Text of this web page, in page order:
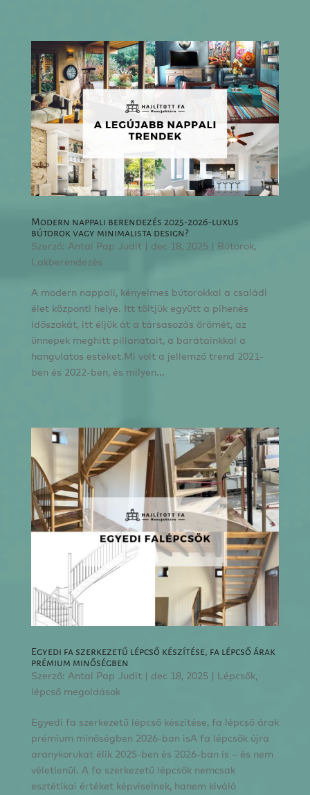
Modern nappali berendezés 2025-2026-luxus
bútorok vagy minimalista design?
Szerző: Antal Pap Judit| dec 18, 2025 Bútorok,
Lakberendezés
A modern nappali, kényelmes bútorokkal a családi
élet központi helye. Itt töltjük együtt a pihenés
időszakát, itt éljük át a társasozás örömét, az
ünnepek meghitt pillanatait, a barátainkkal a
hangulatos estéket.Mi volt a jellemző trend 2021-
ben és 2022-ben, és milyen...
Egyedi fa szerkezetű lépcső készítése, fa lépcső árak
prémium minőségben
Szerző: Antal Pap Judit| dec 18, 2025
Lépcsők,
lépcső megoldások
Egyedi fa szerkezetű lépcső készítése, fa lépcső árak
prémium minőségben 2026-ban isA fa lépcsők újra
aranykorukat élik 2025-ben és 2026-ban is – és nem
véletlenül. A fa szerkezetű lépcsők nemcsak
esztétikai értéket képviselnek, hanem kiváló